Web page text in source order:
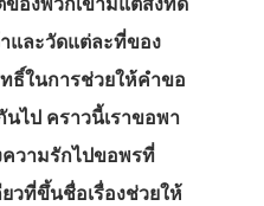
องพวกเขามีแต่สิ่งที่ดี
และวัดแต่ละที่ของ
ในการช่วยให้คำขอ
ไป คราวนี้เราขอพา
ความรักไปขอพรที่
ยวที่ขึ้นชื่อเรื่องช่วยให้